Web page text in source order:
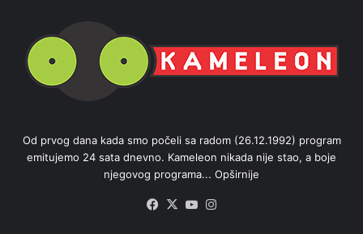
Od prvog dana kada smo počeli sa radom (26.12.1992) program
emitujemo 24 sata dnevno. Kameleon nikada nije stao, a boje
njegovog programa... Opširnije
Facebook
X YouTube